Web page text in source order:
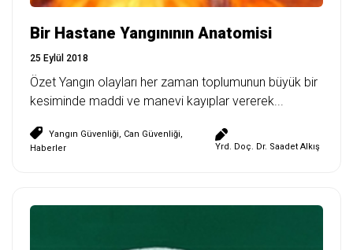
Bir Hastane Yangınının Anatomisi
25 Eylül 2018
Özet Yangın olayları her zaman toplumunun büyük bir
kesiminde maddi ve manevi kayıplar vererek...
Yangın Güvenliği, Can Güvenliği,
Haberler
Yrd. Doç. Dr. Saadet Alkış